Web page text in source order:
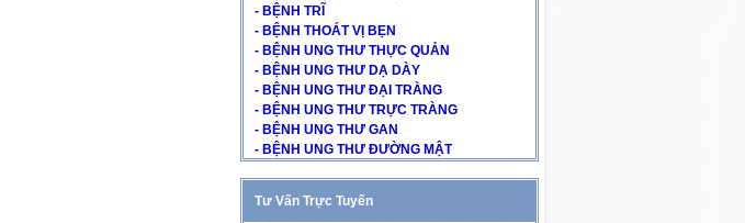
- BỆNH TRĨ
- BỆNH THOÁT VỊ BẸN
- BỆNH UNG THƯ THỰC QUẢN
- BỆNH UNG THƯ DẠ DÀY
- BỆNH UNG THƯ ĐẠI TRÀNG
- BỆNH UNG THƯ TRỰC TRÀNG
- BỆNH UNG THƯ GAN
- BỆNH UNG THƯ ĐƯỜNG MẬT
Tư Vấn Trực Tuyến